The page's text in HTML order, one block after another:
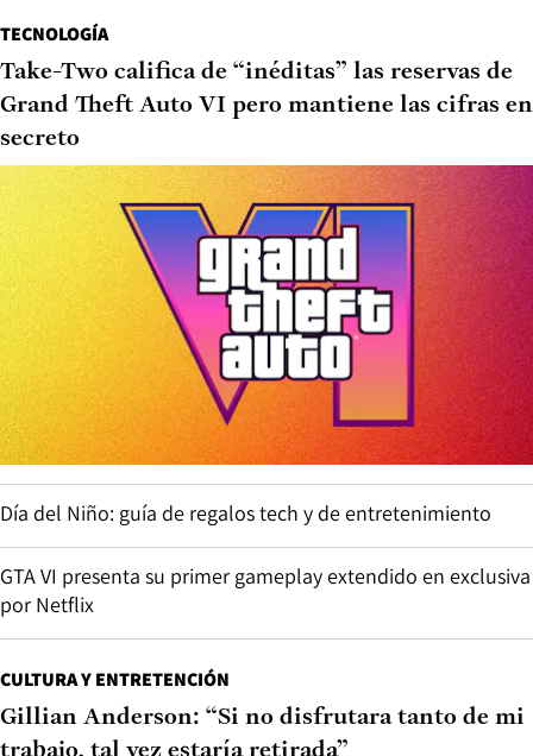
TECNOLOGÍA
Take-Two califica de “inéditas” las reservas de
Grand Theft Auto VI pero mantiene las cifras en
secreto
Día del Niño: guía de regalos tech y de entretenimiento
GTA VI presenta su primer gameplay extendido en exclusiva
por Netflix
CULTURA Y ENTRETENCIÓN
Gillian Anderson: “Si no disfrutara tanto de mi
trabajo, tal vez estaría retirada”